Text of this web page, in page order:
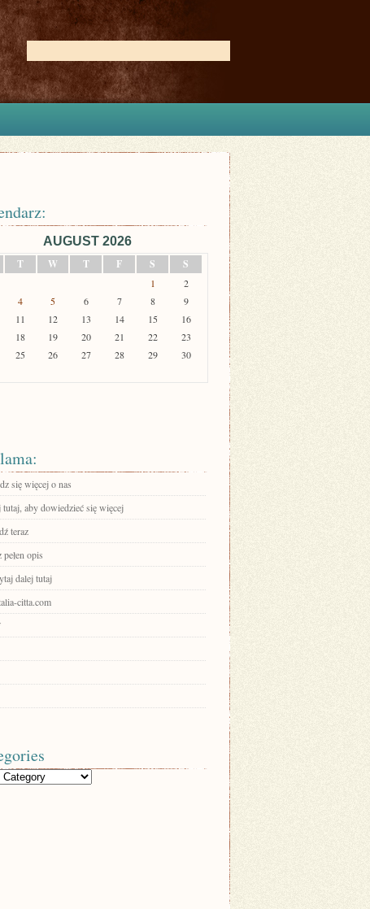
AUGUST 2026
T W T F S S
1
2
4 5 6 7 8
9
11 12 13 14 15
16
18 19 20 21 22
23
25 26 27 28 29
30
się więcej o nas
aby dowiedzieć się więcej
teraz
pełen opis
dalej tutaj
citta.com